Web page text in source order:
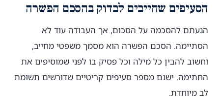
הסעיפים שחייבים לבדוק בהסכם הפשרה
הגעתם להסכמה על הסכום, אך העבודה עוד לא
הסתיימה. הסכם הפשרה הוא מסמך משפטי מחייב,
וחשוב להבין כל מילה וכל פסיק בו לפני שמוסיפים את
החתימה. ישנם מספר סעיפים קריטיים שדורשים תשומת
לב מיוחדת.